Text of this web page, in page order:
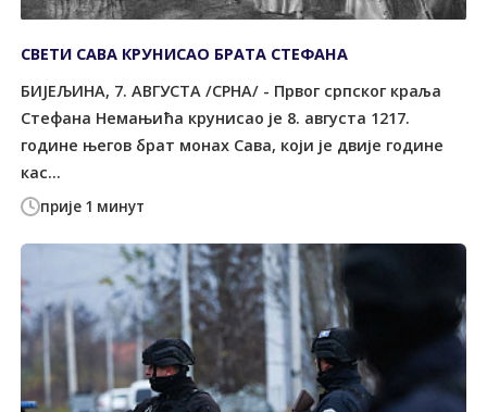
прије 1 минут
СВЕТИ САВА КРУНИСАО БРАТА СТЕФАНА
БИЈЕЉИНА, 7. АВГУСТА /СРНА/ - Првог српског краља
Стефана Немањића крунисао је 8. августа 1217.
године његов брат монах Сава, који је двије године
кас...